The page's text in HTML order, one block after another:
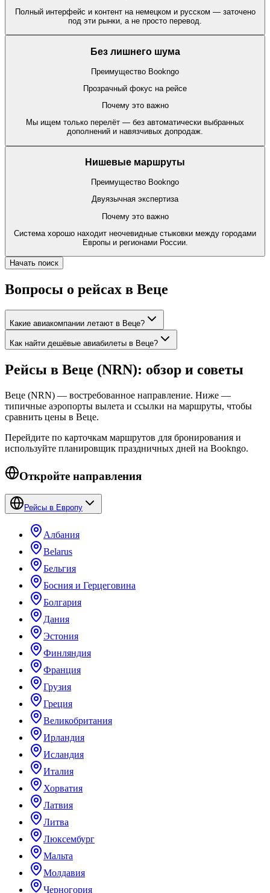
Полный интерфейс и контент на немецком и русском — заточено
под эти рынки, а не просто перевод.
Без лишнего шума
Преимущество Bookngo
Прозрачный фокус на рейсе
Почему это важно
Мы ищем только перелёт — без автоматически выбранных
дополнений и навязчивых допродаж.
Нишевые маршруты
Преимущество Bookngo
Двуязычная экспертиза
Почему это важно
Система хорошо находит неочевидные стыковки между городами
Европы и регионами России.
Начать поиск
Вопросы о рейсах в Веце
Какие авиакомпании летают в Веце?
Как найти дешёвые авиабилеты в Веце?
Рейсы в Веце (NRN): обзор и советы
Веце (NRN) — востребованное направление. Ниже —
типичные аэропорты вылета и ссылки на маршруты, чтобы
сравнить цены в Веце.
Перейдите по карточкам маршрутов для бронирования и
используйте планировщик праздничных дней на Bookngo.
Откройте направления
Рейсы в Европу
Албания
Belarus
Бельгия
Босния и Герцеговина
Болгария
Дания
Эстония
Финляндия
Франция
Грузия
Греция
Великобритания
Ирландия
Исландия
Италия
Хорватия
Латвия
Литва
Люксембург
Мальта
Молдавия
Черногория